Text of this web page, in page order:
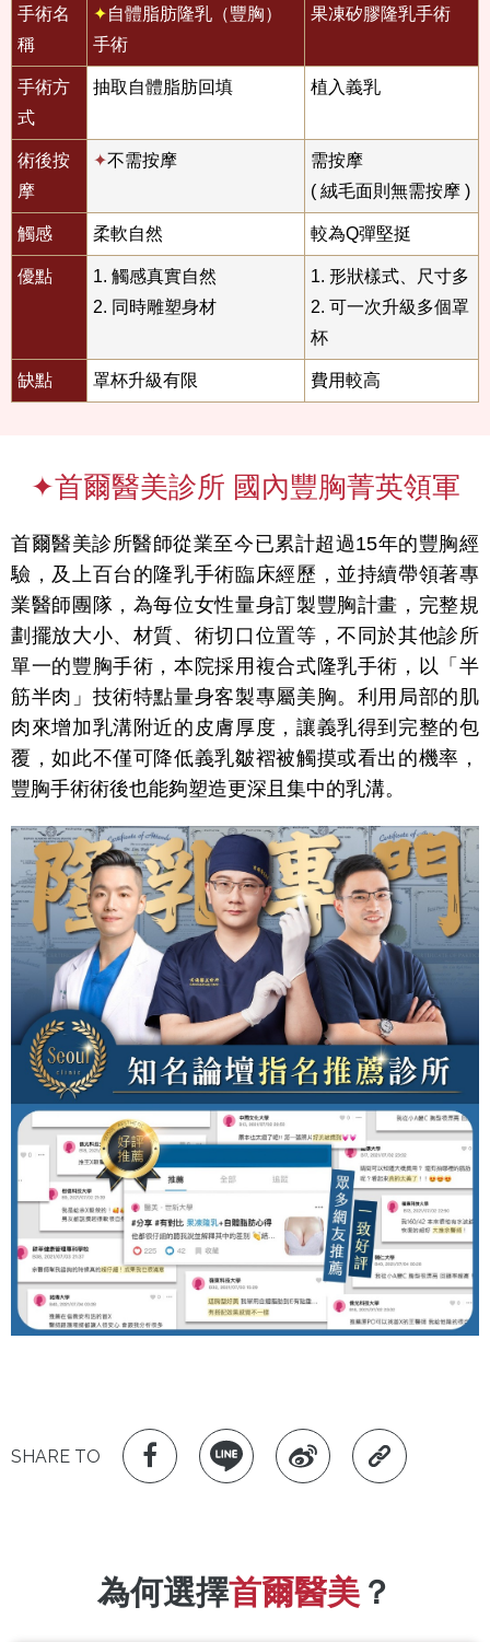
手術名
稱
✦自體脂肪隆乳（豐胸）
手術
果凍矽膠隆乳手術
手術方
式
抽取自體脂肪回填 植入義乳
術後按
摩
✦不需按摩
需按摩
( 絨毛面則無需按摩 )
觸感 柔軟自然 較為Q彈堅挺
優點
1. 觸感真實自然
2. 同時雕塑身材
1. 形狀樣式、尺寸多
2. 可一次升級多個罩
杯
缺點 罩杯升級有限 費用較高
✦首爾醫美診所 國內豐胸菁英領軍
首爾醫美診所醫師從業至今已累計超過15年的豐胸經
驗，及上百台的隆乳手術臨床經歷，並持續帶領著專
業醫師團隊，為每位女性量身訂製豐胸計畫，完整規
劃擺放大小、材質、術切口位置等，不同於其他診所
單一的豐胸手術，本院採用複合式隆乳手術，以「半
筋半肉」技術特點量身客製專屬美胸。利用局部的肌
肉來增加乳溝附近的皮膚厚度，讓義乳得到完整的包
覆，如此不僅可降低義乳皺褶被觸摸或看出的機率，
豐胸手術術後也能夠塑造更深且集中的乳溝。
SHARE TO
為何選擇首爾醫美 ？